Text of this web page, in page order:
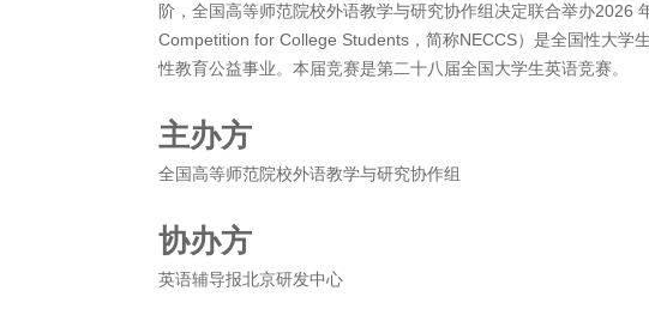
阶，全国高等师范院校外语教学与研究协作组决定联合举办2026
Competition for College Students，简称NECCS）是全国性大学
性教育公益事业。本届竞赛是第二十八届全国大学生英语竞赛。
主办方
全国高等师范院校外语教学与研究协作组
协办方
英语辅导报北京研发中心